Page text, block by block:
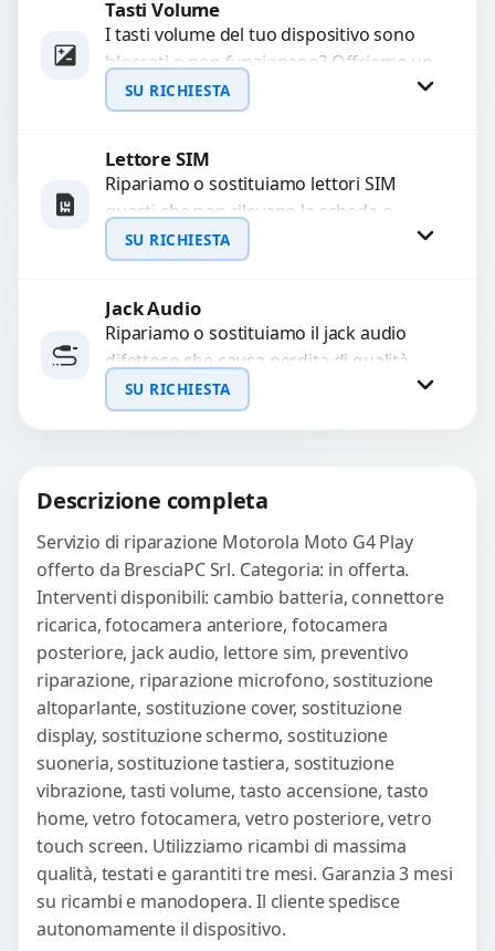
Richiedi Preventivo
WhatsApp
Tasti Volume
I tasti volume del tuo dispositivo sono
bloccati o non funzionano? Offriamo un
servizio di riparazione o sostituzione
con ricambi...
SU RICHIESTA
Richiedi Preventivo
WhatsApp
Lettore SIM
Ripariamo o sostituiamo lettori SIM
guasti che non rilevano la scheda o
interrompono il segnale. Utilizziamo
ricambi testati e garantiti...
SU RICHIESTA
Richiedi Preventivo
WhatsApp
Jack Audio
Ripariamo o sostituiamo il jack audio
difettoso che causa perdita di qualità
sonora o impossibilità di collegare cuffie
e accessori....
SU RICHIESTA
Descrizione completa
Servizio di riparazione Motorola Moto G4 Play
offerto da BresciaPC Srl. Categoria: in offerta.
Interventi disponibili: cambio batteria, connettore
ricarica, fotocamera anteriore, fotocamera
posteriore, jack audio, lettore sim, preventivo
riparazione, riparazione microfono, sostituzione
altoparlante, sostituzione cover, sostituzione
display, sostituzione schermo, sostituzione
suoneria, sostituzione tastiera, sostituzione
vibrazione, tasti volume, tasto accensione, tasto
home, vetro fotocamera, vetro posteriore, vetro
touch screen. Utilizziamo ricambi di massima
qualità, testati e garantiti tre mesi. Garanzia 3 mesi
su ricambi e manodopera. Il cliente spedisce
autonomamente il dispositivo.